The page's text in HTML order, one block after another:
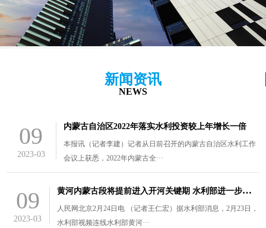
新闻资讯
NEWS
09
2023-03
内蒙古自治区2022年落实水利投资较上年增长一倍
本报讯（记者李建）记者从日前召开的内蒙古自治区水利工作
会议上获悉，2022年内蒙古全···
09
2023-03
黄
河内蒙古段将提前进入开河关键期 水利部进一步部署防凌工作
人民网北京2月24日电 （记者王仁宏）据水利部消息，2月23日，
水利部视频连线水利部黄河···